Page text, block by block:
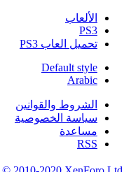
الألعاب
PS3
تحميل العاب PS3
Default style
Arabic
الشروط والقوانين
سياسة الخصوصية
مساعدة
RSS